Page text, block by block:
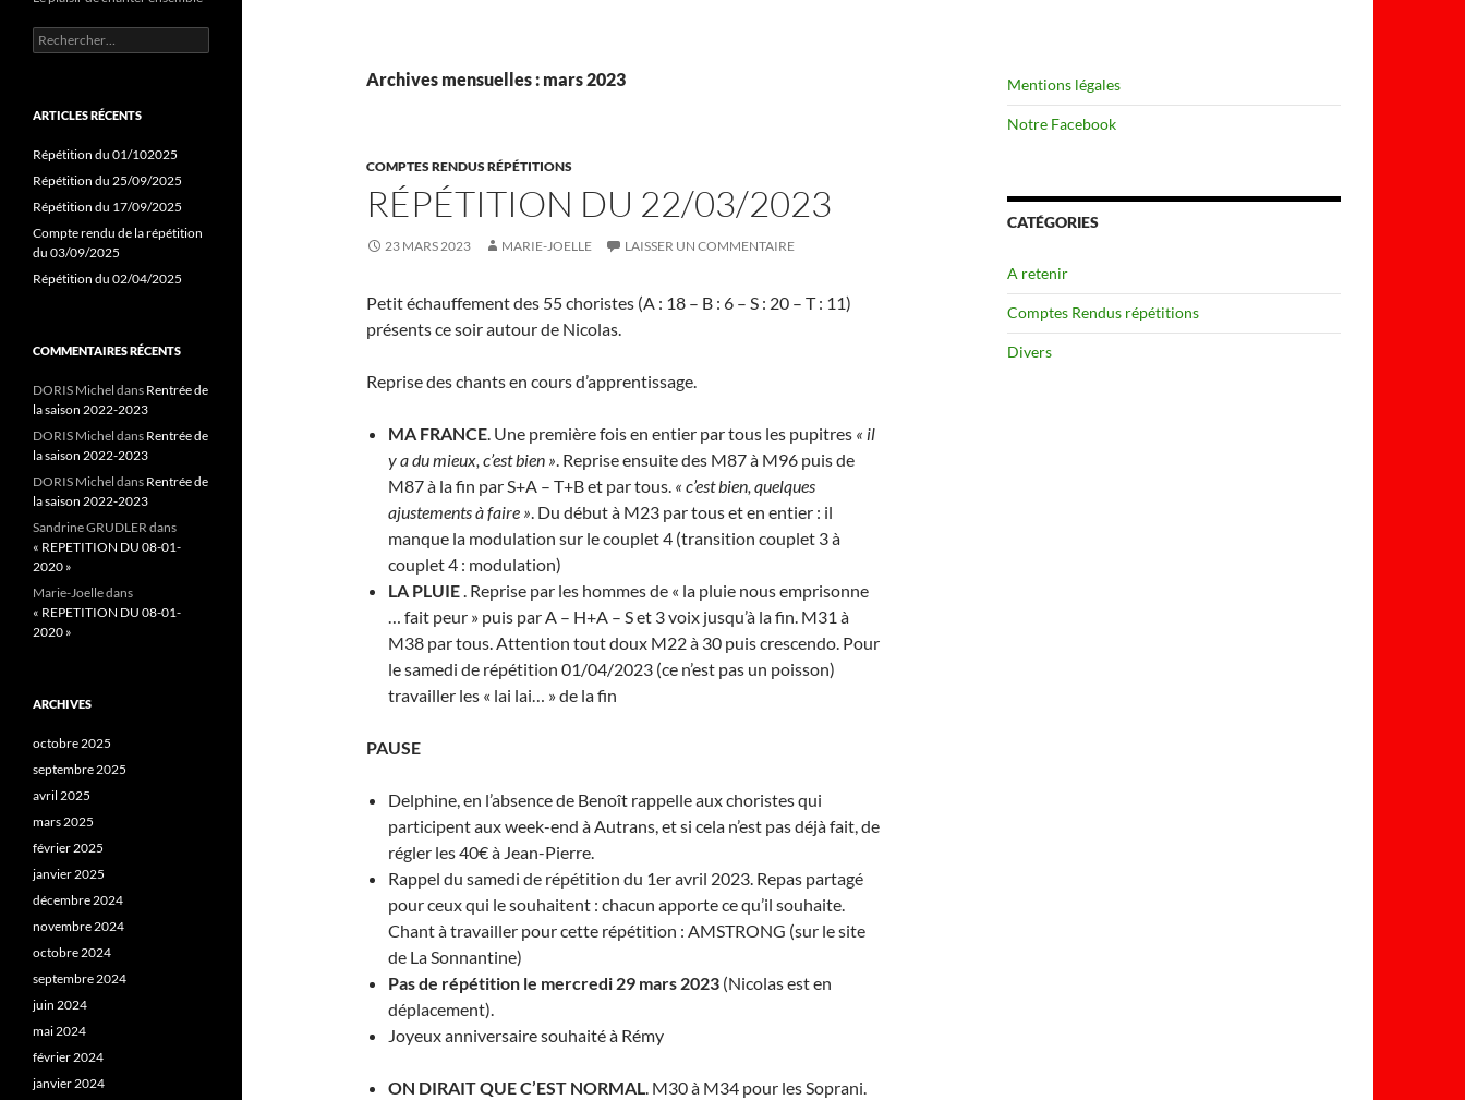
Archives mensuelles : mars 2023
COMPTES RENDUS RÉPÉTITIONS
RÉPÉTITION DU 22/03/2023
23 MARS 2023 MARIE-JOELLE LAISSER UN COMMENTAIRE
Petit échauffement des 55 choristes (A : 18 – B : 6 – S : 20 – T : 11)
présents ce soir autour de Nicolas.
Reprise des chants en cours d’apprentissage.
MA FRANCE. Une première fois en entier par tous les pupitres « il
y a du mieux, c’est bien ». Reprise ensuite des M87 à M96 puis de
M87 à la fin par S+A – T+B et par tous. « c’est bien, quelques
ajustements à faire ». Du début à M23 par tous et en entier : il
manque la modulation sur le couplet 4 (transition couplet 3 à
couplet 4 : modulation)
LA PLUIE. Reprise par les hommes de « la pluie nous emprisonne
… fait peur » puis par A – H+A – S et 3 voix jusqu’à la fin. M31 à
M38 par tous. Attention tout doux M22 à 30 puis crescendo. Pour
le samedi de répétition 01/04/2023 (ce n’est pas un poisson)
travailler les « lai lai… » de la fin
PAUSE
Delphine, en l’absence de Benoît rappelle aux choristes qui
participent aux week-end à Autrans, et si cela n’est pas déjà fait, de
régler les 40€ à Jean-Pierre.
Rappel du samedi de répétition du 1er avril 2023. Repas partagé
pour ceux qui le souhaitent : chacun apporte ce qu’il souhaite.
Chant à travailler pour cette répétition : AMSTRONG (sur le site
de La Sonnantine)
Pas de répétition le mercredi 29 mars 2023 (Nicolas est en
déplacement).
Joyeux anniversaire souhaité à Rémy
ON DIRAIT QUE C’EST NORMAL. M30 à M34 pour les Soprani.
Mentions légales
Notre Facebook
CATÉGORIES
A retenir
Comptes Rendus répétitions
Divers
Rechercher :
ARTICLES RÉCENTS
Répétition du 01/102025
Répétition du 25/09/2025
Répétition du 17/09/2025
Compte rendu de la répétition
du 03/09/2025
Répétition du 02/04/2025
COMMENTAIRES RÉCENTS
DORIS Michel dans Rentrée de
la saison 2022-2023
DORIS Michel dans Rentrée de
la saison 2022-2023
DORIS Michel dans Rentrée de
la saison 2022-2023
Sandrine GRUDLERdans
« REPETITION DU 08-01-
2020 »
Marie-Joelledans
« REPETITION DU 08-01-
2020 »
ARCHIVES
octobre 2025
septembre 2025
avril 2025
mars 2025
février 2025
janvier 2025
décembre 2024
novembre 2024
octobre 2024
septembre 2024
juin 2024
mai 2024
février 2024
janvier 2024